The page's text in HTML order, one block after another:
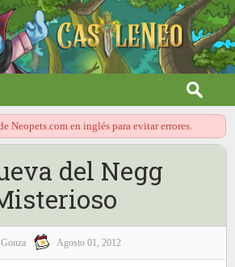
Neopets.com en inglés para evitar errores.
del Negg
Gonza Agosto 01, 2012